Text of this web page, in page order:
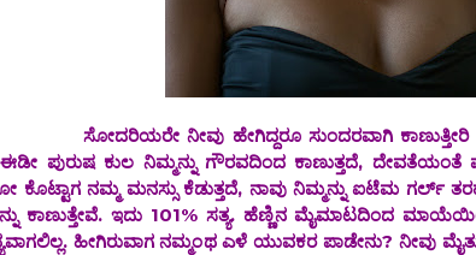
ಹೇಗಿದ್ದರೂ ಸುಂದರವಾಗಿ ಕಾಣುತ್ತೀರಿ
ಪುರುಷ ಕುಲ ನಿಮ್ಮನ್ನು ಗೌರವದಿಂದ ಕಾಣುತ್ತದೆ, ದೇವತೆಯಂತೆ
ಕೊಟ್ಟಾಗ ನಮ್ಮ ಮನಸ್ಸು ಕೆಡುತ್ತದೆ, ನಾವು ನಿಮ್ಮನ್ನು ಐಟೆಮ ಗರ್ಲ್
ಕಾಣುತ್ತೇವೆ. ಇದು 101% ಸತ್ಯ. ಹೆಣ್ಣಿನ ಮೈಮಾಟದಿಂದ
ಹೀಗಿರುವಾಗ ನಮ್ಮಂಥ ಎಳೆ ಯುವಕರ ಪಾಡೇನು? ನೀವು